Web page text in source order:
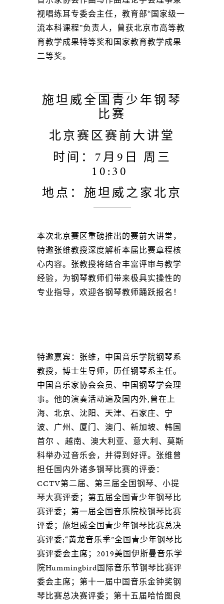
视唱练耳专委会主任，教育部“国家级一
流本科课程”负责人，曾获北京市高等教
育教学成果特等奖和国家教育教学成果
二等奖。
施坦威全国青少年钢琴
比赛
北京赛区赛前大讲堂
时间：7月9日 周三
10:30
地点：施坦威之家北京
本次北京赛区重磅推出的赛前大讲堂，
特邀张维教授深度解析本届比赛章程核
心内容。张教授将结合丰富评审与教学
经验，为钢琴教师们带来极具实操性的
专业指导，欢迎各钢琴教师踊跃报名！
特邀嘉宾：张维，中国音乐学院钢琴系
教授，博士生导师，历任钢琴系主任。
中国音乐家协会会员、中国钢琴学会理
事。他的演奏活动遍及国内外,曾在上
海、北京、沈阳、天津、石家庄、宁
波、广州、厦门、澳门、新加坡、韩国
首尔 、越南、澳大利亚、意大利、莫斯
科举办过音乐会，并得到好评。张维曾
担任国内外诸多钢琴比赛的评委：
CCTV第二届、第三届全国钢琴、小提
琴大赛评委；第五届全国青少年钢琴比
赛评委；第一届全国音乐院校钢琴比赛
评委；施坦威全国青少年钢琴比赛总决
赛评委;“黄龙音乐季”全国青少年钢琴比
赛评委会主席；2019美国伊斯曼音乐学
院Hummingbird国际音乐节钢琴比赛评
委会主席；第十一届中国音乐金钟奖钢
琴比赛总决赛评委；第十五届哈恰图良